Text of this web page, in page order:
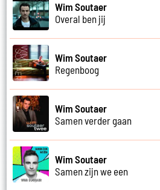
Wim Soutaer
Overal ben jij
Wim Soutaer
Regenboog
Wim Soutaer
Samen verder gaan
Wim Soutaer
Samen zijn we een